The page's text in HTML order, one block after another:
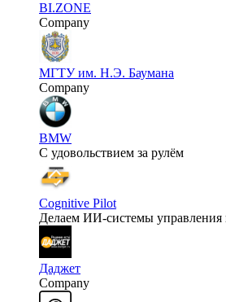
BI.ZONE
Company
МГТУ им. Н.Э. Баумана
Company
BMW
С удовольствием за рулём
Cognitive Pilot
Делаем ИИ-системы управления
Даджет
Company